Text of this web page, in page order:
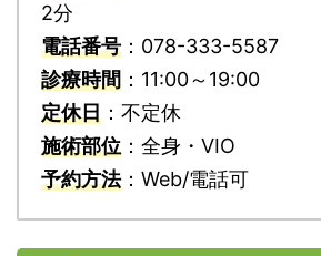
2分
電話番号 ：078-333-5587
診療時間 ：11:00～19:00
定休日 ：不定休
施術部位 ：全身・VIO
予約方法：Web/電話可